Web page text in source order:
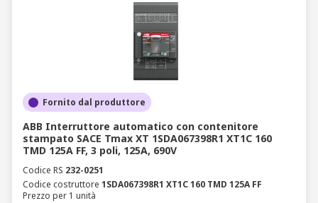
Fornito dal produttore
ABB Interruttore automatico con contenitore
stampato SACE Tmax XT 1SDA067398R1 XT1C 160
TMD 125A FF, 3 poli, 125A, 690V
Codice RS 232-0251
Codice costruttore 1SDA067398R1 XT1C 160 TMD 125A FF
Prezzo per 1 unità